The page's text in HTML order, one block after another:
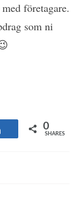
företagare.
som ni
Share 0
SHARES